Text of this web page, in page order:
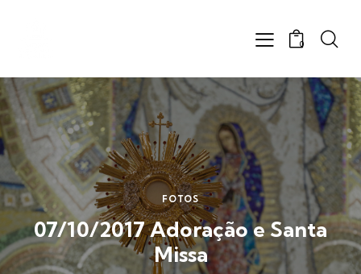
0
FOTOS
07/10/2017 Adoração e Santa
Missa